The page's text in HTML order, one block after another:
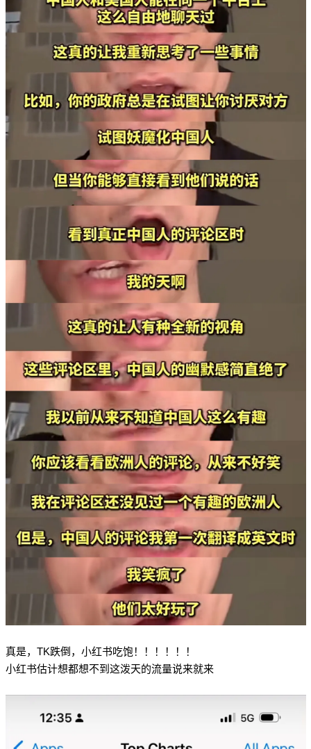
真是，TK跌倒，小红书吃饱！！！！！！
小红书估计想都想不到这泼天的流量说来就来